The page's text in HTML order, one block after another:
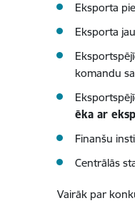
Eksporta
Eksporta
komandu
ēka ar
Finanšu
Centrālās
Vairāk par